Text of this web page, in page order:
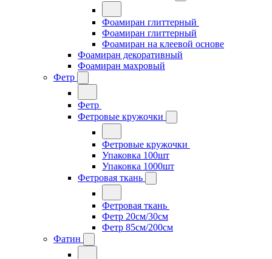
Фоамиран глиттерный
Фоамиран глиттерный
Фоамиран на клеевой основе
Фоамиран декоративный
Фоамиран махровый
Фетр
Фетр
Фетровые кружочки
Фетровые кружочки
Упаковка 100шт
Упаковка 1000шт
Фетровая ткань
Фетровая ткань
Фетр 20см/30см
Фетр 85см/200см
Фатин